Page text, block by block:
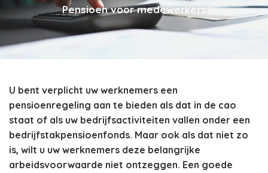
Pensioen voor medewerkers
U bent verplicht uw werknemers een
pensioenregeling aan te bieden als dat in de cao
staat of als uw bedrijfsactiviteiten vallen onder een
bedrijfstakpensioenfonds. Maar ook als dat niet zo
is, wilt u uw werknemers deze belangrijke
arbeidsvoorwaarde niet ontzeggen. Een goede